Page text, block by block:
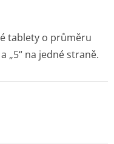
tablety o průměru
„5“ na jedné straně.